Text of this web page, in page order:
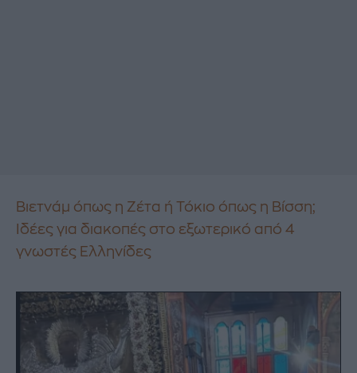
Βιετνάμ όπως η Ζέτα ή Τόκιο όπως η Βίσση;
Ιδέες για διακοπές στο εξωτερικό από 4
γνωστές Ελληνίδες